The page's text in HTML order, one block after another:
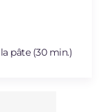
mg 144
pâte (30 min.)